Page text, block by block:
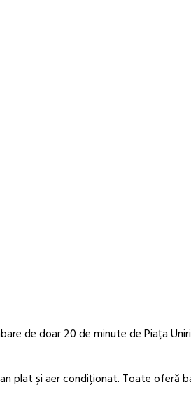
de doar 20 de minute de Piața
plat și aer condiționat. Toate oferă